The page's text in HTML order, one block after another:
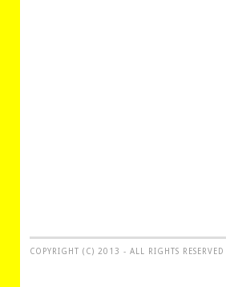
COPYRIGHT (C) 2013 - ALL RIGHTS